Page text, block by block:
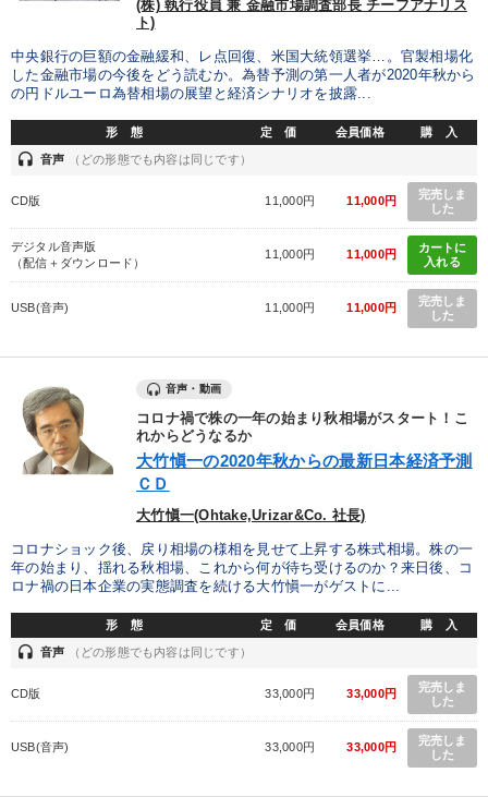
(株) 執行役員 兼 金融市場調査部長 チーフアナリス
ト)
中央銀行の巨額の金融緩和、レ点回復、米国大統領選挙…。官製相場化
した金融市場の今後をどう読むか。為替予測の第一人者が2020年秋から
の円ドルユーロ為替相場の展望と経済シナリオを披露...
形 態 定 価 会員価格 購 入
headset 音声 （どの形態でも内容は同じです）
CD版 11,000円 11,000円
完売しま
した
デジタル音声版
（配信＋ダウンロード）
11,000円 11,000円
カートに
入れる
USB(音声) 11,000円 11,000円
完売しま
した
音声・動画
コロナ禍で株の一年の始まり秋相場がスタート！こ
れからどうなるか
大竹愼一の2020年秋からの最新日本経済予測
ＣＤ
大竹愼一(Ohtake,Urizar&Co. 社長)
コロナショック後、戻り相場の様相を見せて上昇する株式相場。株の一
年の始まり、揺れる秋相場、これから何が待ち受けるのか？来日後、コ
ロナ禍の日本企業の実態調査を続ける大竹愼一がゲストに...
形 態 定 価 会員価格 購 入
headset 音声 （どの形態でも内容は同じです）
CD版 33,000円 33,000円
完売しま
した
USB(音声) 33,000円 33,000円
完売しま
した